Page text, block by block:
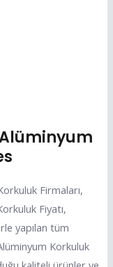
Firmaları,
Fiyatı,
yapılan tüm
Korkuluk